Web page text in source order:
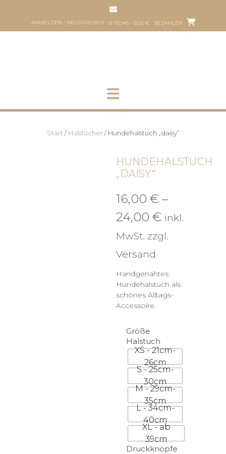
ANMELDEN / REGISTRIEREN 0 ITEMS - 0,00 € BEZAHLEN
Start /Halstücher/ Hundehalstuch „daisy“
HUNDEHALSTUCH
„DAISY“
16,00€ –
24,00€
16,00 €
24,00 €
inkl.
MwSt. zzgl.
Versand
Handgenähtes
Hundehalstuch als
schönes Alltags-
Accessoire.
Größe
Halstuch
XS - 21cm-
26cm
S - 25cm-
30cm
M - 29cm-
35cm
L - 34cm-
40cm
XL - ab
39cm
Druckknöpfe